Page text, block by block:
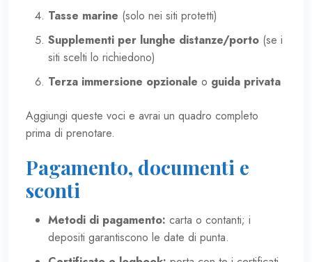
Tasse marine (solo nei siti protetti)
Supplementi per lunghe distanze/porto (se i
siti scelti lo richiedono)
Terza immersione opzionale o guida privata
Aggiungi queste voci e avrai un quadro completo
prima di prenotare.
Pagamento, documenti e
sconti
Metodi di pagamento: carta o contanti; i
depositi garantiscono le date di punta.